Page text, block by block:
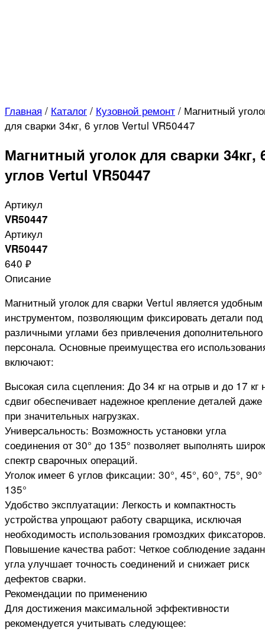
Главная / Каталог / Кузовной ремонт / Магнитный
для сварки 34кг, 6 углов Vertul VR50447
Магнитный уголок для сварки 34кг,
углов Vertul VR50447
Артикул
VR50447
Артикул
VR50447
640 ₽
Описание
Магнитный уголок для сварки Vertul является удобным
инструментом, позволяющим фиксировать детали под
различными углами без привлечения дополнительного
персонала. Основные преимущества его
включают:
Высокая сила сцепления: До 34 кг на отрыв и до 17 кг
сдвиг обеспечивает надежное крепление деталей даже
при значительных нагрузках.
Универсальность: Возможность установки угла
соединения от 30° до 135° позволяет выполнять
спектр сварочных операций.
Уголок имеет 6 углов фиксации: 30°, 45°, 60°, 75°,
135°
Удобство эксплуатации: Легкость и компактность
устройства упрощают работу сварщика, исключая
необходимость использования громоздких
Повышение качества работ: Четкое соблюдение
угла улучшает точность соединений и снижает риск
дефектов сварки.
Рекомендации по применению
Для достижения максимальной эффективности
рекомендуется учитывать следующее: